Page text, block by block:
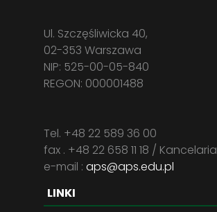
Ul. Szczęśliwicka 40,
02-353 Warszawa
NIP: 525-00-05-840
REGON: 000001488
Tel. +48 22 589 36 00
fax . +48 22 658 11 18 / Kancelaria
e-mail : aps@aps.edu.pl
LINKI